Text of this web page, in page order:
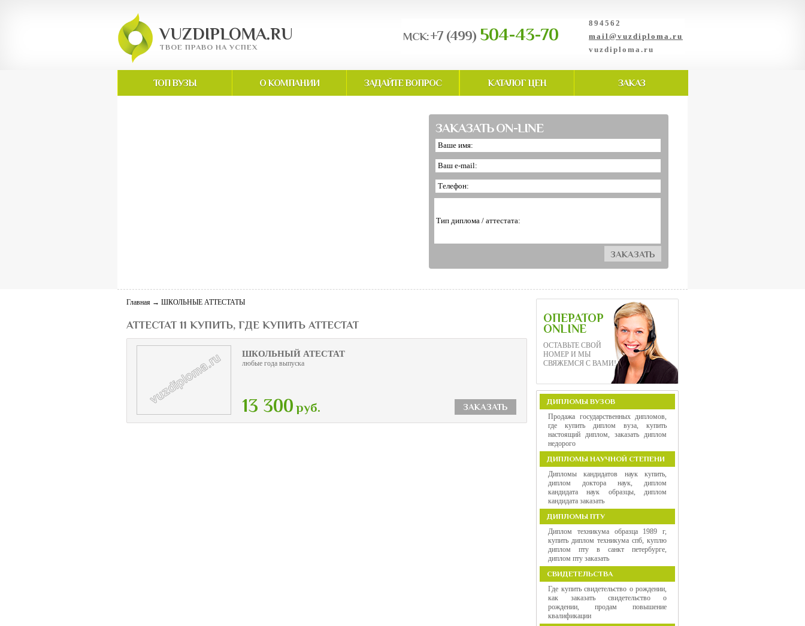
VUZDIPLOMA.RU
ТВОЕ ПРАВО НА УСПЕХ
МСК:+7 (499) 504-43-70
894562
mail@vuzdiploma.ru
vuzdiploma.ru
ТОП ВУЗЫ О КОМПАНИИ ЗАДАЙТЕ ВОПРОС КАТАЛОГ ЦЕН ЗАКАЗ
ЗАКАЗАТЬ ON-LINE
Главная → ШКОЛЬНЫЕ АТТЕСТАТЫ
АТТЕСТАТ 11 КУПИТЬ, ГДЕ КУПИТЬ АТТЕСТАТ
ШКОЛЬНЫЙ АТЕСТАТ
любые года выпуска
13 300 руб. ЗАКАЗАТЬ
ОПЕРАТОР
ONLINE
ОСТАВЬТЕ СВОЙ
НОМЕР И МЫ
СВЯЖЕМСЯ С ВАМИ!
ДИПЛОМЫ ВУЗОВ
Продажа государственных дипломов,
где купить диплом вуза, купить
настоящий диплом, заказать диплом
недорого
ДИПЛОМЫ НАУЧНОЙ СТЕПЕНИ
Дипломы кандидатов наук купить,
диплом доктора наук, диплом
кандидата наук образцы, диплом
кандидата заказать
ДИПЛОМЫ ПТУ
Диплом техникума образца 1989 г,
купить диплом техникума спб, куплю
диплом пту в санкт петербурге,
диплом пту заказать
СВИДЕТЕЛЬСТВА
Где купить свидетельство о рождении,
как заказать свидетельство о
рождении, продам повышение
квалификации